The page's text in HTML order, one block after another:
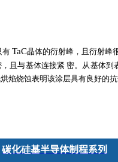
有 TaC晶体的衍射峰，且衍射峰
且与基体连接紧 密。从基体到
焰烧蚀表明该涂层具有良好的
碳化硅基半导体制程系列